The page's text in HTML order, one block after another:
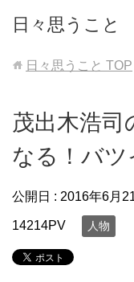
日々思うこと
日々思うこと TOP
茂出木浩司
なる！バ
公開日 : 2016年6月
14214PV 人物